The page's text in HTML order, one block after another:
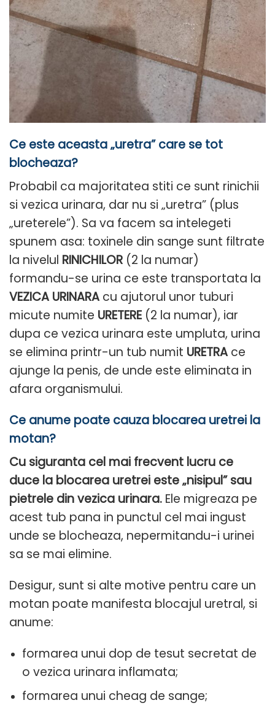
Ce este aceasta „uretra” care se tot
blocheaza?
Probabil ca majoritatea stiti ce sunt rinichii
si vezica urinara, dar nu si „uretra” (plus
„ureterele”). Sa va facem sa intelegeti
spunem asa: toxinele din sange sunt filtrate
la nivelul RINICHILOR (2 la numar)
formandu-se urina ce este transportata la
VEZICA URINARA cu ajutorul unor tuburi
micute numite URETERE (2 la numar), iar
dupa ce vezica urinara este umpluta, urina
se elimina printr-un tub numit URETRA ce
ajunge la penis, de unde este eliminata in
afara organismului.
Ce anume poate cauza blocarea uretrei la
motan?
Cu siguranta cel mai frecvent lucru ce
duce la blocarea uretrei este „nisipul” sau
pietrele din vezica urinara. Ele migreaza pe
acest tub pana in punctul cel mai ingust
unde se blocheaza, nepermitandu-i urinei
sa se mai elimine.
Desigur, sunt si alte motive pentru care un
motan poate manifesta blocajul uretral, si
anume:
formarea unui dop de tesut secretat de
o vezica urinara inflamata;
formarea unui cheag de sange;